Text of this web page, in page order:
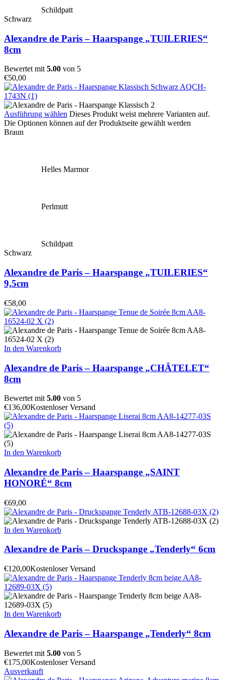
Schildpatt
Schwarz
Alexandre de Paris – Haarspange „TUILERIES“
8cm
Bewertet mit 5.00 von 5
€50,00
Ausführung wählen Dieses Produkt weist mehrere Varianten auf.
Die Optionen können auf der Produktseite gewählt werden
Braun
Helles Marmor
Perlmutt
Schildpatt
Schwarz
Alexandre de Paris – Haarspange „TUILERIES“
9,5cm
€58,00
In den Warenkorb
Alexandre de Paris – Haarspange „CHÂTELET“
8cm
Bewertet mit 5.00 von 5
€136,00Kostenloser Versand
In den Warenkorb
Alexandre de Paris – Haarspange „SAINT
HONORÉ“ 8cm
€69,00
In den Warenkorb
Alexandre de Paris – Druckspange „Tenderly“ 6cm
€120,00Kostenloser Versand
In den Warenkorb
Alexandre de Paris – Haarspange „Tenderly“ 8cm
Bewertet mit 5.00 von 5
€175,00Kostenloser Versand
Ausverkauft